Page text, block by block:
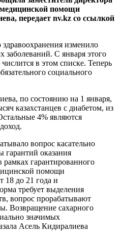
медицинской помощи
передает nv.kz со ссылкой
изменило
заболеваний. С января этого
в этом списке. Теперь
социального
по состоянию на 1 января,
казахстанцев с диабетом, из
4% являются
вопрос касательно
гарантий оказания
гарантированного
помощи
18 до 21 года и
требует выделения
вопрос прорабатывают
Возвращение сахарного
значимых
Асель Кидиралиева